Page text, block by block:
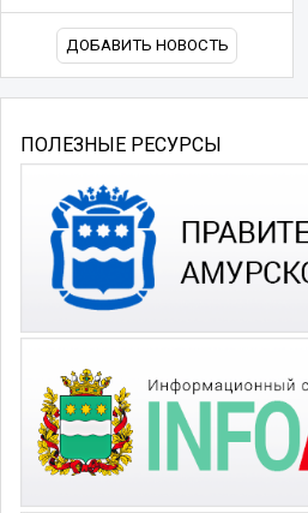
ДОБАВИТЬ НОВОСТЬ
ПОЛЕЗНЫЕ РЕСУРСЫ